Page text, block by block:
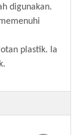
digunakan.
plastik. Ia